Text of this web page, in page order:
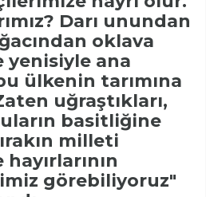
Darı unundan
oklava
yenisiyle ana
ülkenin tarımına
uğraştıkları,
basitliğine
milleti
görebiliyoruz"